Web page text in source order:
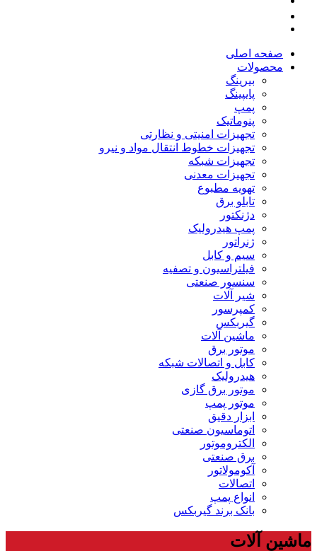
صفحه اصلی
محصولات
بیرینگ
پایپینگ
پمپ
پنوماتیک
تجهیزات امنیتی و نظارتی
تجهیزات خطوط انتقال مواد و نیرو
تجهیزات شبکه
تجهیزات معدنی
تهویه مطبوع
تابلو برق
دژنکتور
پمپ هیدرولیک
ژنراتور
سیم و کابل
فیلتراسیون و تصفیه
سنسور صنعتی
شیر آلات
کمپرسور
گیربکس
ماشین آلات
موتور برق
کابل و اتصالات شبکه
هیدرولیک
موتور برق گازی
موتور پمپ
ابزار دقیق
اتوماسیون صنعتی
الکتروموتور
برق صنعتی
آکومولاتور
اتصالات
انواع پمپ
بانک برند گیربکس
ماشین آلات